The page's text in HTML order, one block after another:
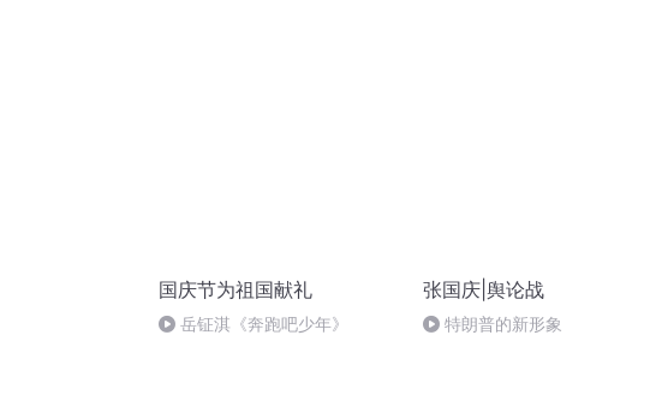
国庆节为祖国献礼
岳钲淇《奔跑吧少年》
张国庆|舆论战
特朗普的新形象